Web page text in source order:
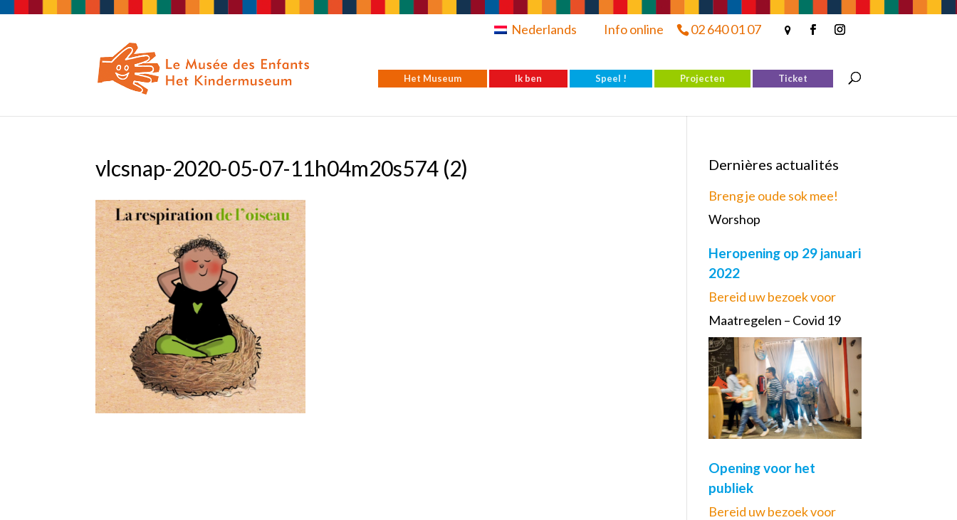
02 640 01 07
Nederlands Info online
Het Museum Ik ben Speel ! Projecten Ticket
vlcsnap-2020-05-07-11h04m20s574 (2) Dernières actualités
Breng je oude sok mee!
Worshop
Heropening op 29 januari
2022
Bereid uw bezoek voor
Maatregelen – Covid 19
Opening voor het
publiek
Bereid uw bezoek voor